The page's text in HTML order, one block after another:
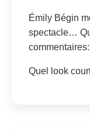
Émily Bégin
spectacle…
commentaires:
Quel look